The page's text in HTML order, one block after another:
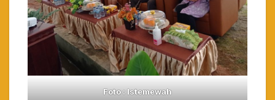
Foto : Istemewah